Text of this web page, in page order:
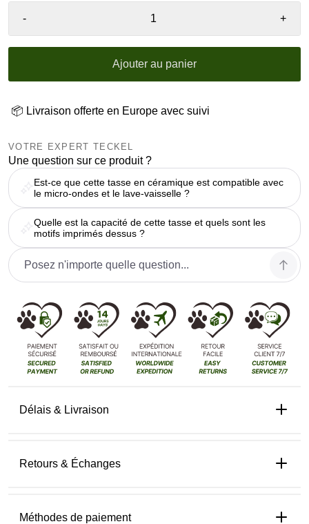
- +
Ajouter au panier
📦 Livraison offerte en Europe avec suivi
VOTRE EXPERT TECKEL
Une question sur ce produit ?
Est-ce que cette tasse en céramique est compatible avec
le micro-ondes et le lave-vaisselle ?
Quelle est la capacité de cette tasse et quels sont les
motifs imprimés dessus ?
Délais & Livraison
Retours & Échanges
Méthodes de paiement